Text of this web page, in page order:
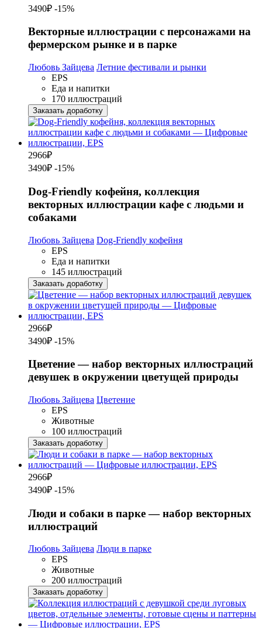
3490₽ -15%
Векторные иллюстрации с персонажами на
фермерском рынке и в парке
Любовь Зайцева Летние фестивали и рынки
EPS
Еда и напитки
170 иллюстраций
Заказать доработку
2966₽
3490₽ -15%
Dog-Friendly кофейня, коллекция
векторных иллюстрации кафе с людьми и
собаками
Любовь Зайцева Dog-Friendly кофейня
EPS
Еда и напитки
145 иллюстраций
Заказать доработку
2966₽
3490₽ -15%
Цветение — набор векторных иллюстраций
девушек в окружении цветущей природы
Любовь Зайцева Цветение
EPS
Животные
100 иллюстраций
Заказать доработку
2966₽
3490₽ -15%
Люди и собаки в парке — набор векторных
иллюстраций
Любовь Зайцева Люди в парке
EPS
Животные
200 иллюстраций
Заказать доработку